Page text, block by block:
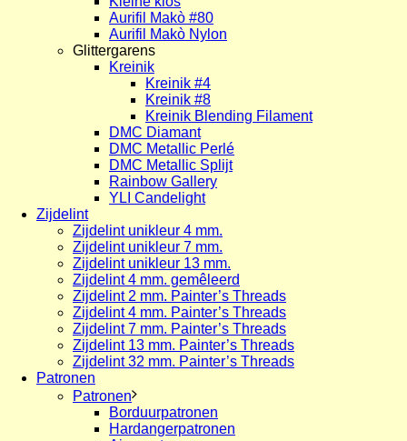
Aurifil Makò #80
Aurifil Makò Nylon
Glittergarens
Kreinik
Kreinik #4
Kreinik #8
Kreinik Blending Filament
DMC Diamant
DMC Metallic Perlé
DMC Metallic Splijt
Rainbow Gallery
YLI Candelight
Zijdelint
Zijdelint unikleur 4 mm.
Zijdelint unikleur 7 mm.
Zijdelint unikleur 13 mm.
Zijdelint 4 mm. gemêleerd
Zijdelint 2 mm. Painter’s Threads
Zijdelint 4 mm. Painter’s Threads
Zijdelint 7 mm. Painter’s Threads
Zijdelint 13 mm. Painter’s Threads
Zijdelint 32 mm. Painter’s Threads
Patronen
Patronen
Borduurpatronen
Hardangerpatronen